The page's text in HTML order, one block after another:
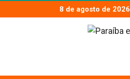
8 de agosto de 2026